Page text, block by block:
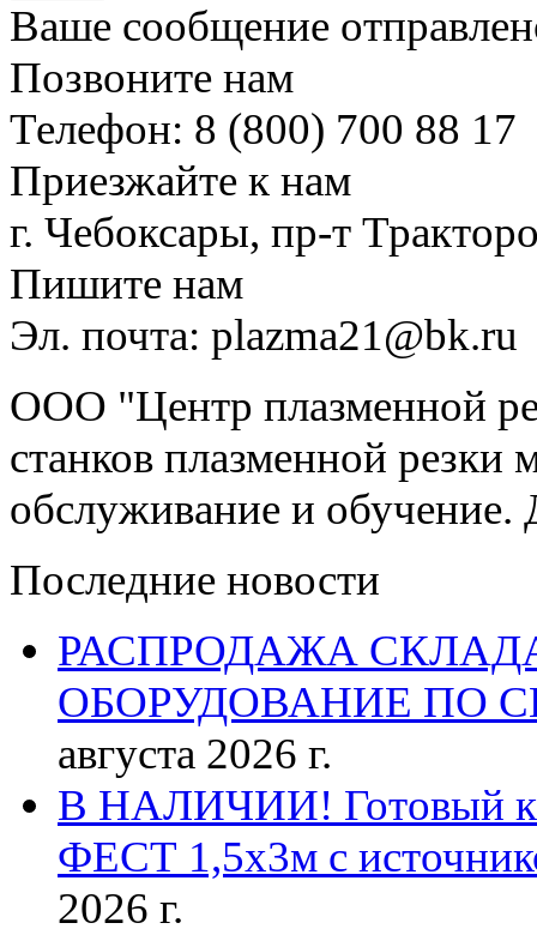
Ваше сообщение
Позвоните нам
Телефон: 8 (800) 700 88 17
Приезжайте к нам
г. Чебоксары, пр-т
Пишите нам
Эл. почта: plazma21@bk.ru
ООО "Центр плазменной
станков плазменной резки
обслуживание и обучение.
Последние новости
РАСПРОДАЖА
ОБОРУДОВАНИЕ ПО
августа 2026 г.
В НАЛИЧИИ! Готовый к
ФЕСТ 1,5х3м с
2026 г.